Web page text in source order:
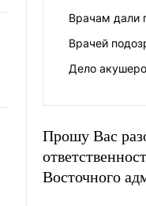
Врачам дали
Врачей
Дело
Прошу Вас
Восточного